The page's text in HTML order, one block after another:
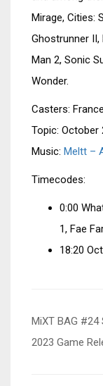
Mirage, Cities:
Ghostrunner II,
Man 2, Sonic
Wonder.
Casters:
Topic: October
Music: Meltt –
Timecodes:
0:00
1, Fae
18:20
MiXT BAG #24
2023 Game